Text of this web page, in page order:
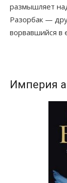
размышляет
Разорбак —
ворвавшийся в
Империя